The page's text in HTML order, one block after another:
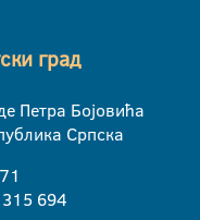
град
Петра Бојовића
Српска
694